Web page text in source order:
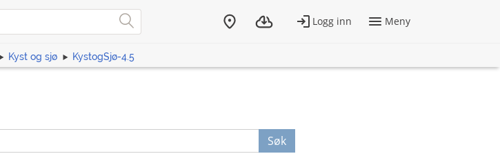
Kyst og sjø KystogSjø-4.5
Søk